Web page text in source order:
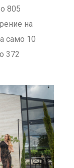
805
на
само 10
372